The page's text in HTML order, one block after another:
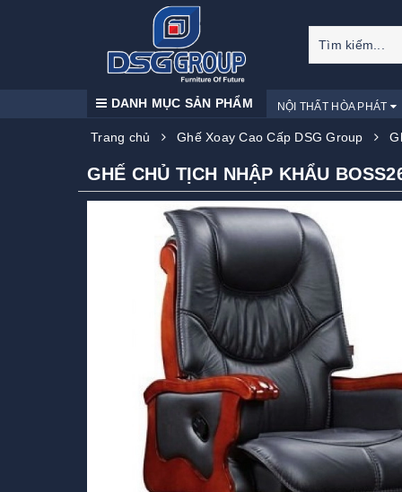
DANH MỤC SẢN PHẨM NỘI THẤT HÒA PHÁT
Trang chủ Ghế Xoay Cao Cấp DSG Group
GHẾ CHỦ TỊCH NHẬP KHẨU